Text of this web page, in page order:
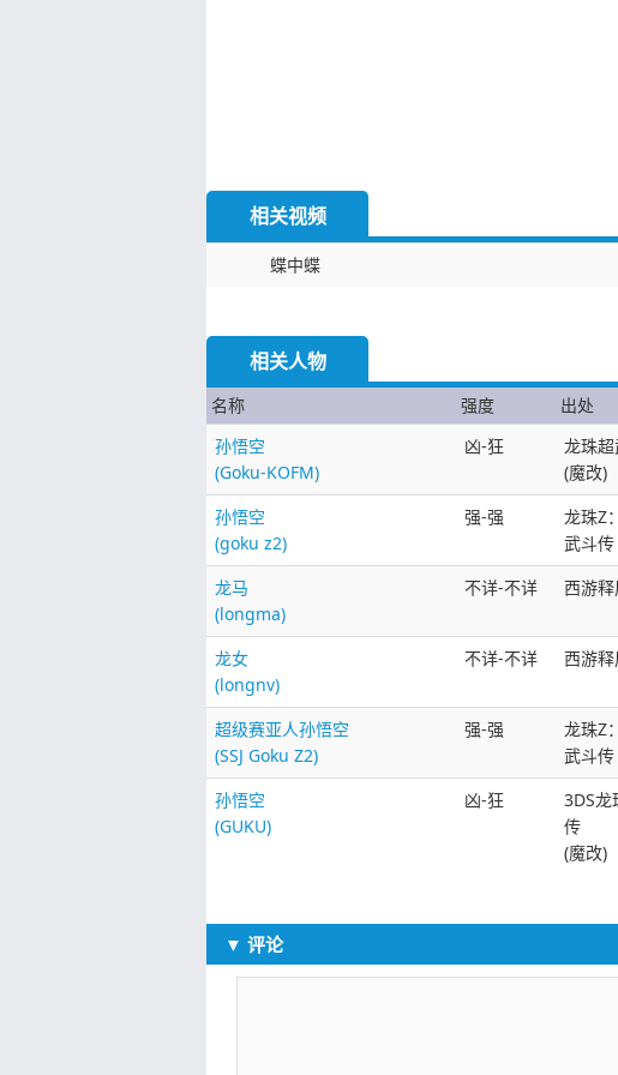
相关视频
蝶中蝶
相关人物
名称 强度 出处
孙悟空
(Goku-KOFM)
凶-狂
龙珠
(魔改)
孙悟空
(goku z2)
强-强
龙珠Z
武斗传
龙马
(longma)
不详-不详 西游
龙女
(longnv)
不详-不详 西游
超级赛亚人孙悟空
(SSJ Goku Z2)
强-强
龙珠Z
武斗传
孙悟空
(GUKU)
凶-狂
3DS龙
传
(魔改)
▼ 评论